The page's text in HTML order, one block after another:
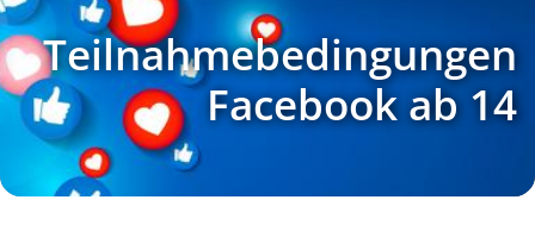
Teilnahmebedingungen
Facebook ab 14